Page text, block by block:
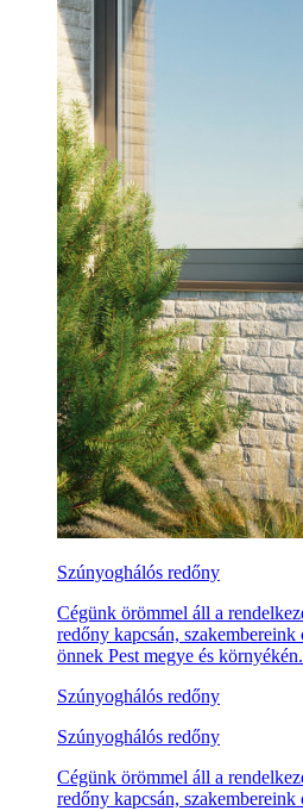
Szúnyoghálós redőny
Cégünk örömmel áll a
redőny kapcsán, szakembereink
önnek Pest megye és környékén.
Szúnyoghálós redőny
Szúnyoghálós redőny
Cégünk örömmel áll a
redőny kapcsán, szakembereink